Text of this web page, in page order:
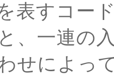
表すコー
、一連の
せによっ